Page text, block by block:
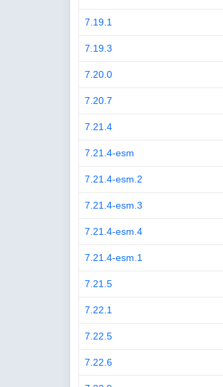
7.19.1
7.19.3
7.20.0
7.20.7
7.21.4
7.21.4-esm
7.21.4-esm.2
7.21.4-esm.3
7.21.4-esm.4
7.21.4-esm.1
7.21.5
7.22.1
7.22.5
7.22.6